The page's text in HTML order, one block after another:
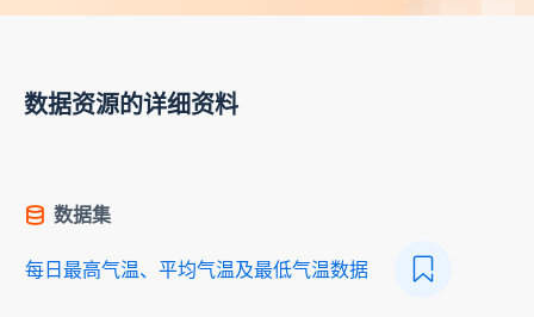
数据资源的详细资料
数据集
每日最高气温、平均气温及最低气温数据